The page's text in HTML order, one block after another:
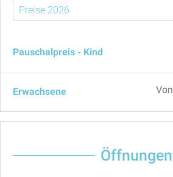
Pauschalpreis - Kind
Erwachsene Von
Öffnungen